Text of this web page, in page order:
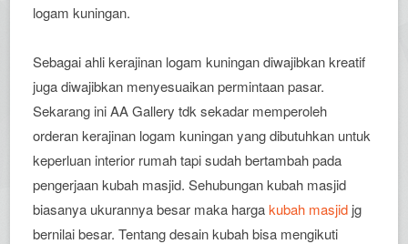
logam kuningan.
Sebagai ahli kerajinan logam kuningan diwajibkan kreatif
juga diwajibkan menyesuaikan permintaan pasar.
Sekarang ini AA Gallery tdk sekadar memperoleh
orderan kerajinan logam kuningan yang dibutuhkan untuk
keperluan interior rumah tapi sudah bertambah pada
pengerjaan kubah masjid. Sehubungan kubah masjid
biasanya ukurannya besar maka hargakubah masjid jg
bernilai besar. Tentang desain kubah bisa mengikuti